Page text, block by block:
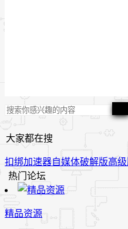
大家都在搜
扣绑加速器自媒体破解版高
热门论坛
精品资源